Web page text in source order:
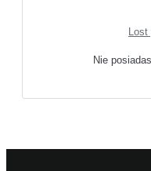
Nie